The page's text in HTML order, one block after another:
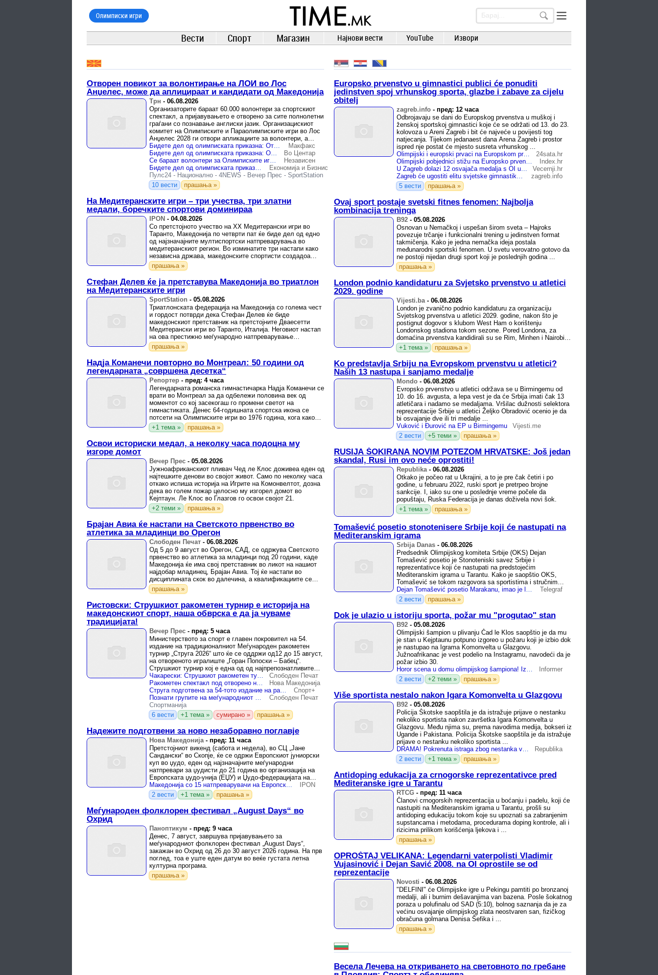
TIME.mk
ВЕСТИ
NEWS
Олимписки игри
Вести Спорт Магазин Најнови вести YouTube Извори
Отворен повикот за волонтирање на ЛОИ во Лос
Анџелес, може да аплицираат и кандидати од Македонија
Трн - 06.08.2026
Организаторите бараат 60.000 волонтери за спортскиот
спектакл, а пријавувањето е отворено за сите полнолетни
граѓани со познавање англиски јазик. Организацискиот
комитет на Олимписките и Параолимписките игри во Лос
Анџелес 2028 ги отвори апликациите за волонтери, а
Македонскиот ...
Бидете дел од олимписката приказна: Отворени апликации за волонтери за Игрите во Лос Анџелес 2028
Макфакс
Бидете дел од олимписката приказна: Отворени апликации за волонтери за Игрите во Лос Анџелес 2028
Во Центар
Се бараат волонтери за Олимписките игри во Лос Анџелес 2028
Независен
Бидете дел од олимписката приказна: Отворени апликации за волонтери за Игрите во Лос Анџелес 2028
Економија и Бизнис
Пулс24 - Национално - 4NEWS - Вечер Прес - SportStation
10 вести
прашања »
На Медитеранските игри – три учества, три златни
медали, боречките спортови доминираа
IPON - 04.08.2026
Со претстојното учество на XX Медитерански игри во
Таранто, Македонија по четврти пат ќе биде дел од едно
од најзначајните мултиспортски натпреварувања во
медитеранскиот регион. Во изминатите три настапи како
независна држава, македонските спортисти создадоа
низа успешни ...
прашања »
Стефан Делев ќе ја претставува Македонија во триатлон
на Медитеранските игри
SportStation - 05.08.2026
Триатлонската федерација на Македонија со голема чест
и гордост потврди дека Стефан Делев ќе биде
македонскиот претставник на претстојните Дваесетти
Медитерански игри во Таранто, Италија. Неговиот настап
на ова престижно меѓународно натпреварување
претставува огромно признание ...
прашања »
Надја Команечи повторно во Монтреал: 50 години од
легендарната „совршена десетка“
Репортер - пред: 4 часа
Легендарната романска гимнастичарка Надја Команечи се
врати во Монтреал за да одбележи половина век од
моментот со кој засекогаш го промени светот на
гимнастиката. Денес 64-годишната спортска икона се
потсети на Олимписките игри во 1976 година, кога како
14-годишно девојче стана ...
+1 тема » прашања »
Освои историски медал, а неколку часа подоцна му
изгоре домот
Вечер Прес - 05.08.2026
Јужноафриканскиот пливач Чед ле Клос доживеа еден од
најтешките денови во својот живот. Само по неколку часа
откако испиша историја на Игрите на Комонвелтот, дозна
дека во голем пожар целосно му изгорел домот во
Кејптаун. Ле Клос во Глазгов го освои својот 21.
+2 теми »
прашања »
Брајан Авиа ќе настапи на Светското првенство во
атлетика за младинци во Орегон
Слободен Печат - 06.08.2026
Од 5 до 9 август во Орегон, САД, се одржува Светското
првенство во атлетика за младинци под 20 години, каде
Македонија ќе има свој претставник во ликот на нашиот
најдобар младинец, Брајан Авиа. Тој ќе настапи во
дисциплината скок во далечина, а квалификациите се
закажани за 7 ...
прашања »
Ристовски: Струшкиот ракометен турнир е историја на
македонскиот спорт, наша обврска е да ја чуваме
традицијата!
Вечер Прес - пред: 5 часа
Министерството за спорт е главен покровител на 54.
издание на традиционалниот Меѓународен ракометен
турнир „Струга 2026“ што ќе се оддржи од12 до 15 август,
на отвореното игралиште „Горан Попоски – Бабец“.
Струшкиот турнир кој е една од од најпрепознатливите
спортски традиции во ...
Чакарески: Струшкиот ракометен турнир е многу повеќе од неколку натпреварувачки денови
Слободен Печат
Ракометен спектакл под отворено небо: Струга подготвена за четири дена врвен ракомет
Нова Македонија
Струга подготвена за 54-тото издание на ракометниот турнир
Спорт+
Познати групите на меѓународниот ракометен турнир во Струга
Слободен Печат
Спортманија
6 вести
+1 тема » сумирано » прашања »
Надежите подготвени за ново незаборавно поглавје
Нова Македонија- пред: 11 часа
Претстојниот викенд (сабота и недела), во СЦ „Јане
Сандански“ во Скопје, ќе се одржи Европскиот јуниорски
куп во џудо, еден од најзначајните меѓународни
натпревари за џудисти до 21 година во организација на
Европската џудо-унија (ЕЏУ) и Џудо-федерацијата на
Македонија (ЏФМ).
Македoнија со 15 натпреварувачи на Европскиот јуниорски куп во Скопје
IPON
2 вести
+1 тема » прашања »
Меѓународен фолклорен фестивал „August Days“ во
Охрид
Паноптикум - пред: 9 часа
Денес, 7 август, завршува пријавувањето за
меѓународниот фолклорен фестивал „August Days“,
закажан во Охрид од 26 до 30 август 2026 година. На прв
поглед, тоа е уште еден датум во веќе густата летна
културна програма.
прашања »
Europsko prvenstvo u gimnastici publici će ponuditi
jedinstven spoj vrhunskog sporta, glazbe i zabave za cijelu
obitelj
zagreb.info- пред: 12 часа
Odbrojavaju se dani do Europskog prvenstva u muškoj i
ženskoj sportskoj gimnastici koje će se održati od 13. do 23.
kolovoza u Areni Zagreb i bit će najveće u povijesti tog
natjecanja. Tijekom jedanaest dana Arena Zagreb i prostor
ispred nje postat će mjesto susreta vrhunskog ...
Olimpijski i europski prvaci na Europskom prvenstvu u Areni Zagreb. Stiže gimnastička elita
24sata.hr
Olimpijski pobjednici stižu na Europsko prvenstvo u gimnastici u Zagrebu
Index.hr
U Zagreb dolazi 12 osvajača medalja s OI u Parizu, a najveća zvijezda će biti 'Gospodar prstenova'
Vecernji.hr
Zagreb će ugostiti elitu svjetske gimnastike: Među njima su imena koja osvajaju zlata godinama
zagreb.info
5 вести
прашања »
Ovaj sport postaje svetski fitnes fenomen: Najbolja
kombinacija treninga
B92- 05.08.2026
Osnovan u Nemačkoj i uspešan širom sveta – Hajroks
povezuje trčanje i funkcionalni trening u jedinstven format
takmičenja. Kako je jedna nemačka ideja postala
međunarodni sportski fenomen. U svetu verovatno gotovo da
ne postoji nijedan drugi sport koji je poslednjih godina ...
прашања »
London podnio kandidaturu za Svjetsko prvenstvo u atletici
2029. godine
Vijesti.ba- 06.08.2026
London je zvanično podnio kandidaturu za organizaciju
Svjetskog prvenstva u atletici 2029. godine, nakon što je
postignut dogovor s klubom West Ham o korištenju
Londonskog stadiona tokom sezone. Pored Londona, za
domaćina prvenstva kandidirali su se Rim, Minhen i Nairobi,
dok bi ...
+1 тема » прашања »
Ko predstavlja Srbiju na Evropskom prvenstvu u atletici?
Naših 13 nastupa i sanjamo medalje
Mondo- 06.08.2026
Evropsko prvenstvo u atletici održava se u Birmingemu od
10. do 16. avgusta, a lepa vest je da će Srbija imati čak 13
atletičara i nadamo se medaljama. Vršilac dužnosti selektora
reprezentacije Srbije u atletici Željko Obradović ocenio je da
bi osvajanje dve ili tri medalje ...
Vuković i Đurović na EP u Birmingemu
Vijesti.me
2 вести
+5 теми » прашања »
RUSIJA ŠOKIRANA NOVIM POTEZOM HRVATSKE: Još jedan
skandal, Rusi im ovo neće oprostiti!
Republika- 06.08.2026
Otkako je počeo rat u Ukrajini, a to je pre čak četiri i po
godine, u februaru 2022, ruski sport je pretrpeo brojne
sankcije. I, iako su one u poslednje vreme počele da
popuštaju, Ruska Federacija je danas doživela novi šok.
+1 тема »
прашања »
Tomašević posetio stonotenisere Srbije koji će nastupati na
Mediteranskim igrama
Srbija Danas- 06.08.2026
Predsednik Olimpijskog komiteta Srbije (OKS) Dejan
Tomašević posetio je Stonoteniski savez Srbije i
reprezentativce koji će nastupati na predstojećim
Mediteranskim igrama u Tarantu. Kako je saopštio OKS,
Tomašević se tokom razgovora sa sportistima i stručnim
štabom upoznao sa ...
Dejan Tomašević posetio Marakanu, imao je lep povod
Telegraf
2 вести
прашања »
Dok je ulazio u istoriju sporta, požar mu "progutao" stan
B92- 05.08.2026
Olimpijski šampion u plivanju Čad le Klos saopštio je da mu
je stan u Kejptaunu potpuno izgoreo u požaru koji je izbio dok
je nastupao na Igrama Komonvelta u Glazgovu.
Južnoafrikanac je vest podelio na Instagramu, navodeći da je
požar izbio 30.
Horor scena u domu olimpijskog šampiona! Izgorela mu kuća do temelja, stradao i komšija
Informer
2 вести
+2 теми » прашања »
Više sportista nestalo nakon Igara Komonvelta u Glazgovu
B92- 05.08.2026
Policija Škotske saopštila je da istražuje prijave o nestanku
nekoliko sportista nakon završetka Igara Komonvelta u
Glazgovu. Među njima su, prema navodima medija, bokseri iz
Ugande i Pakistana. Policija Škotske saopštila je da istražuje
prijave o nestanku nekoliko sportista ...
DRAMA! Pokrenuta istraga zbog nestanka više sportista - OGLASILA SE POLICIJA!
Republika
2 вести
+1 тема » прашања »
Antidoping edukacija za crnogorske reprezentativce pred
Mediteranske igre u Tarantu
RTCG- пред: 11 часа
Članovi crnogorskih reprezentacija u boćanju i padelu, koji će
nastupiti na Mediteranskim igrama u Tarantu, prošli su
antidoping edukaciju tokom koje su upoznati sa zabranjenim
supstancama i metodama, procedurama doping kontrole, ali i
rizicima prilikom korišćenja ljekova i ...
прашања »
OPROŠTAJ VELIKANA: Legendarni vaterpolisti Vladimir
Vujasinović i Dejan Savić 2008. na OI oprostile se od
reprezentacije
Novosti - 06.08.2026
"DELFINI" će Olimpijske igre u Pekingu pamtiti po bronzanoj
medalji, ali i burnim dešavanjima van bazena. Posle šokatnog
poraza u polufinalu od SAD (5:10), bolnog saznanja da je za
većinu osvajanje olimpijskog zlata neostvaren san, fizičkog
obračuna golmana Denisa Šefika i ...
прашања »
Весела Лечева на откриването на световното по гребане